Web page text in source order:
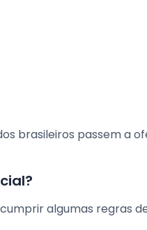
brasileiros passem a
algumas regras